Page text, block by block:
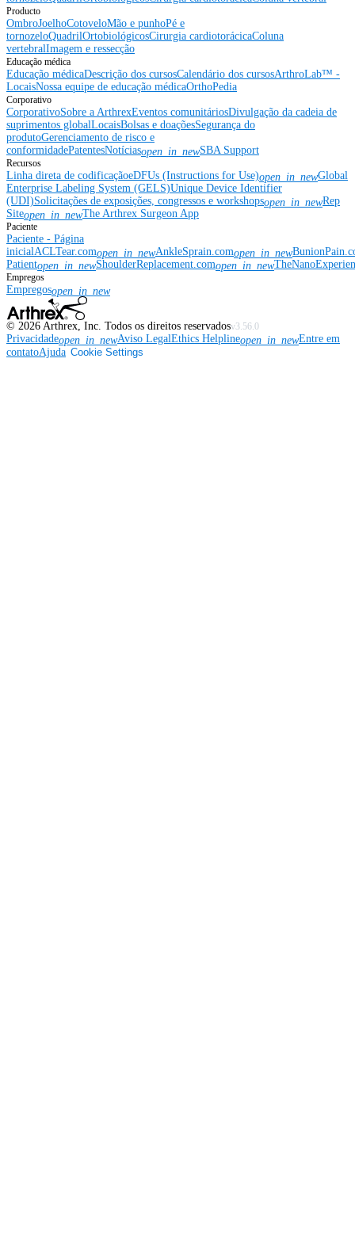
Producto
OmbroJoelhoCotoveloMão e punhoPé e
tornozeloQuadrilOrtobiológicosCirurgia cardiotorácicaColuna
vertebralImagem e ressecção
Educação médica
Educação médicaDescrição dos cursosCalendário dos cursosArthroLab™ -
LocaisNossa equipe de educação médicaOrthoPedia
Corporativo
CorporativoSobre a ArthrexEventos comunitáriosDivulgação da cadeia de
suprimentos globalLocaisBolsas e doaçõesSegurança do
produtoGerenciamento de risco e
conformidadePatentesNotíciasopen_in_newSBA Support
Recursos
Linha direta de codificaçãoeDFUs (Instructions for Use)open_in_newGlobal
Enterprise Labeling System (GELS)Unique Device Identifier
(UDI)Solicitações de exposições, congressos e workshopsopen_in_newRep
Siteopen_in_newThe Arthrex Surgeon App
Paciente
Paciente - Página
inicialACLTear.comopen_in_newAnkleSprain.comopen_in_new
Patientopen_in_newShoulderReplacement.comopen_in_new
Empregos
Empregosopen_in_new
© 2026 Arthrex, Inc. Todos os direitos reservadosv3.56.0
Privacidadeopen_in_newAviso LegalEthics Helplineopen_in_newEntre em
contatoAjuda Cookie Settings